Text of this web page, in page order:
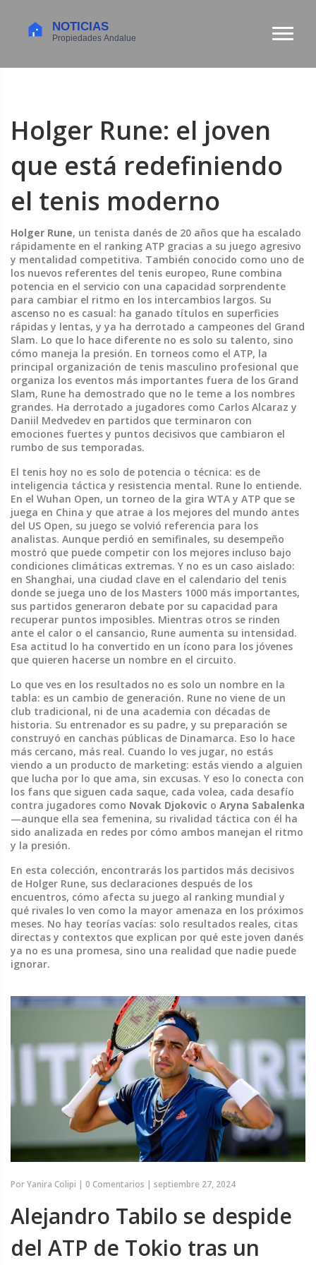
Holger Rune: el joven
que está redefiniendo
el tenis moderno
Holger Rune, un tenista danés de 20 años que ha escalado
rápidamente en el ranking ATP gracias a su juego agresivo
y mentalidad competitiva. También conocido como uno de
los nuevos referentes del tenis europeo, Rune combina
potencia en el servicio con una capacidad sorprendente
para cambiar el ritmo en los intercambios largos. Su
ascenso no es casual: ha ganado títulos en superficies
rápidas y lentas, y ya ha derrotado a campeones del Grand
Slam. Lo que lo hace diferente no es solo su talento, sino
cómo maneja la presión. En torneos como el ATP, la
principal organización de tenis masculino profesional que
organiza los eventos más importantes fuera de los Grand
Slam, Rune ha demostrado que no le teme a los nombres
grandes. Ha derrotado a jugadores como Carlos Alcaraz y
Daniil Medvedev en partidos que terminaron con
emociones fuertes y puntos decisivos que cambiaron el
rumbo de sus temporadas.
El tenis hoy no es solo de potencia o técnica: es de
inteligencia táctica y resistencia mental. Rune lo entiende.
En el Wuhan Open, un torneo de la gira WTA y ATP que se
juega en China y que atrae a los mejores del mundo antes
del US Open, su juego se volvió referencia para los
analistas. Aunque perdió en semifinales, su desempeño
mostró que puede competir con los mejores incluso bajo
condiciones climáticas extremas. Y no es un caso aislado:
en Shanghai, una ciudad clave en el calendario del tenis
donde se juega uno de los Masters 1000 más importantes,
sus partidos generaron debate por su capacidad para
recuperar puntos imposibles. Mientras otros se rinden
ante el calor o el cansancio, Rune aumenta su intensidad.
Esa actitud lo ha convertido en un ícono para los jóvenes
que quieren hacerse un nombre en el circuito.
Lo que ves en los resultados no es solo un nombre en la
tabla: es un cambio de generación. Rune no viene de un
club tradicional, ni de una academia con décadas de
historia. Su entrenador es su padre, y su preparación se
construyó en canchas públicas de Dinamarca. Eso lo hace
más cercano, más real. Cuando lo ves jugar, no estás
viendo a un producto de marketing: estás viendo a alguien
que lucha por lo que ama, sin excusas. Y eso lo conecta con
los fans que siguen cada saque, cada volea, cada desafío
contra jugadores como Novak Djokovic o Aryna Sabalenka
—aunque ella sea femenina, su rivalidad táctica con él ha
sido analizada en redes por cómo ambos manejan el ritmo
y la presión.
En esta colección, encontrarás los partidos más decisivos
de Holger Rune, sus declaraciones después de los
encuentros, cómo afecta su juego al ranking mundial y
qué rivales lo ven como la mayor amenaza en los próximos
meses. No hay teorías vacías: solo resultados reales, citas
directas y contextos que explican por qué este joven danés
ya no es una promesa, sino una realidad que nadie puede
ignorar.
PorYanira Colipi | 0 Comentarios | septiembre 27, 2024
Alejandro Tabilo se despide
del ATP de Tokio tras un